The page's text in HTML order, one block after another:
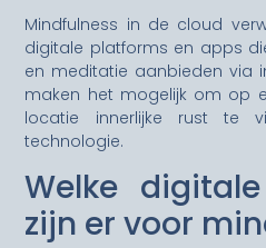
Mindfulness in de cloud
digitale platforms en apps
en meditatie aanbieden via
maken het mogelijk om op
locatie innerlijke rust te
technologie.
Welke
zijn er voor